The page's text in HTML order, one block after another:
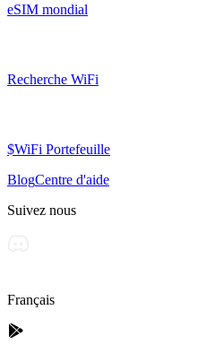
eSIM mondial
Recherche WiFi
$WiFi Portefeuille
BlogCentre d'aide
Suivez nous
Français